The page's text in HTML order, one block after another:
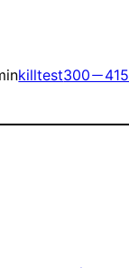
killtest300－